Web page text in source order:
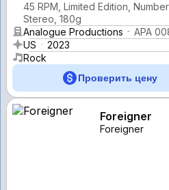
45 RPM, Limited Edition,
Stereo, 180g
Analogue Productions
APA
US
2023
Rock
Проверить цену
Foreigner
Foreigner